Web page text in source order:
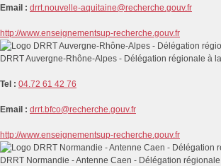
Email : drrt.nouvelle-aquitaine@recherche.gouv.fr
http://www.enseignementsup-recherche.gouv.fr
DRRT Auvergne-Rhône-Alpes - Délégation régionale à
Tel : 04.72 61 42 76
Email : drrt.bfco@recherche.gouv.fr
http://www.enseignementsup-recherche.gouv.fr
DRRT Normandie - Antenne Caen - Délégation